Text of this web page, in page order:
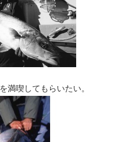
を満喫してもらいたい。